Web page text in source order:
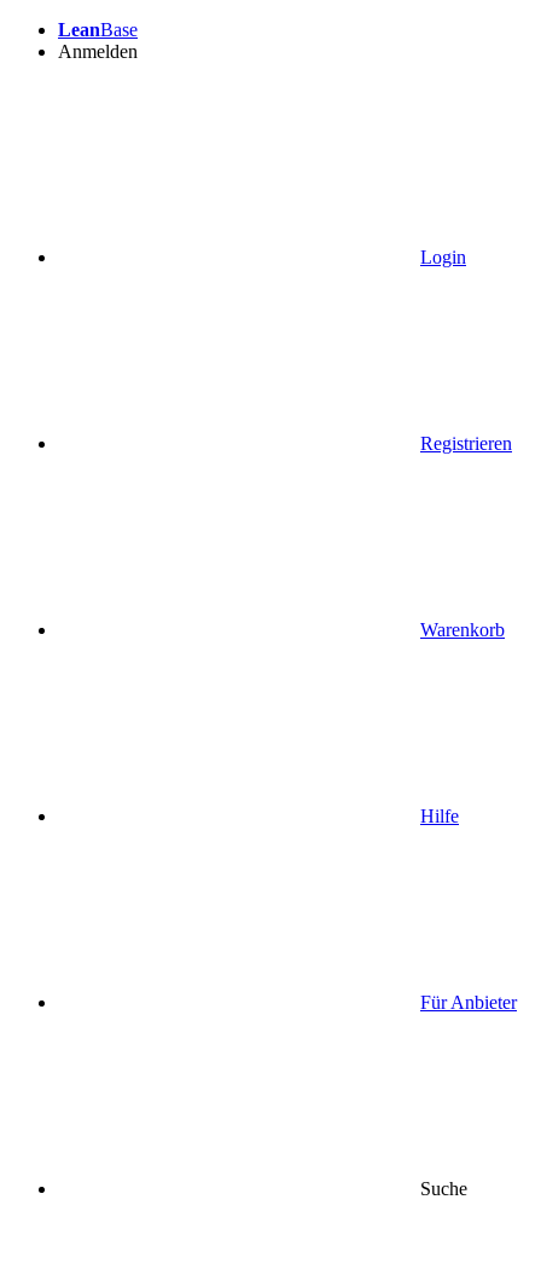
LeanBase
Anmelden
Login
Registrieren
Warenkorb
Hilfe
Für Anbieter
Suche